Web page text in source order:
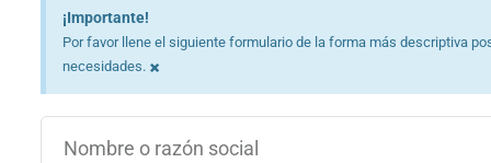
¡Importante!
Por favor llene el siguiente formulario de la forma más descriptiva
necesidades. ×